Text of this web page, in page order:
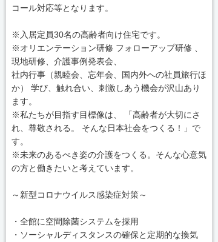
コール対応等となります。
※入居定員30名の高齢者向け住宅です。
※オリエンテーション研修 フォローアップ研修 、
現地研修、介護事例発表会、
社内行事（親睦会、忘年会、国内外への社員旅行ほ
か） 学び、触れ合い、刺激しあう機会が沢山あり
ます。
※私たちが目指す目標像は、 「高齢者が大切にさ
れ、尊敬される。 そんな日本社会をつくる！」で
す。
※未来のあるべき姿の介護をつくる。そんな心意気
の方と働きたいと考えています。
～新型コロナウイルス感染症対策～
・全館に空間除菌システムを採用
・ソーシャルディスタンスの確保と定期的な換気